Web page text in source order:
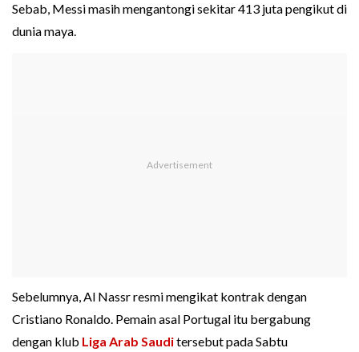
Sebab, Messi masih mengantongi sekitar 413 juta pengikut di
dunia maya.
Sebelumnya, Al Nassr resmi mengikat kontrak dengan
Cristiano Ronaldo. Pemain asal Portugal itu bergabung
dengan klub Liga Arab Sauditersebut pada Sabtu